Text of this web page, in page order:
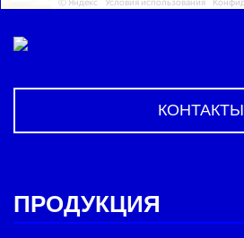
КОНТАКТЫ
ПРОДУКЦИЯ